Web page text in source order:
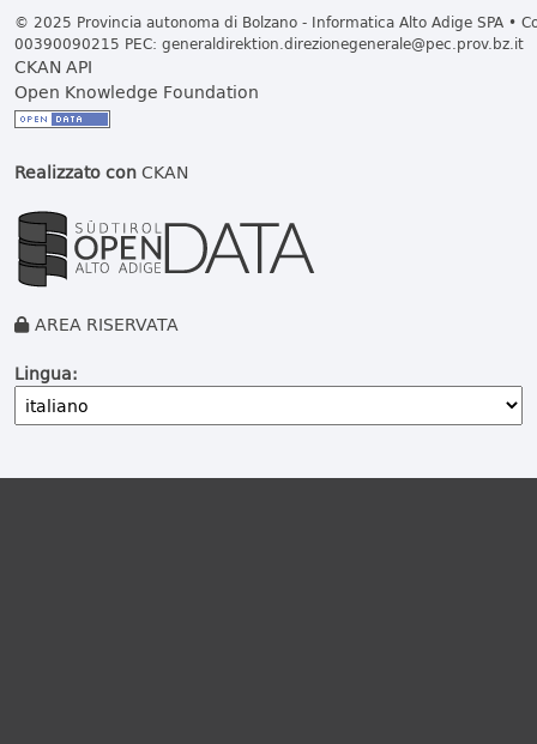
© 2025 Provincia autonoma di Bolzano - Informatica Alto Adige SPA •
00390090215 PEC: generaldirektion.direzionegenerale@pec.prov.bz.it
CKAN API
Open Knowledge Foundation
Realizzato conCKAN
AREA RISERVATA
Lingua